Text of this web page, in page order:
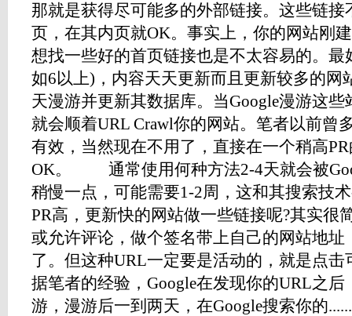
那就是获得尽可能多的外部链接。这些链
页，在其内页就OK。事实上，你的网站刚
想找一些好的首页链接也是不太容易的。最
如6以上)，内容天天更新而且更新较多的网
天漫游并更新其数据库。当Google漫游这
就会顺着URL Crawl你的网站。笔者以前曾
有效，当然现在不用了，直接在一个稍高
OK。 通常使用何种方法2-4天就会被
稍慢一点，可能需要1-2周，这和其搜索技
PR高，更新快的网站做一些链接呢?其实很
或允许评论，做个签名带上自己的网站地
了。但这种URL一定要是活动的，就是点
据笔者的经验，Google在发现你的URL之
游，漫游后一到两天，在Google搜索你的......